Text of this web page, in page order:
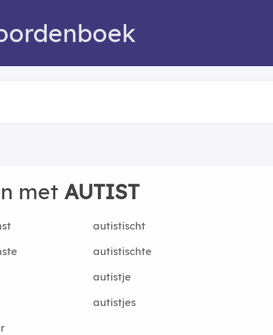
met AUTIST
autistischt
autistischte
autistje
autistjes